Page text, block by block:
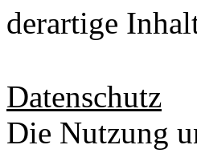
derartige
Datenschutz
Die Nutzung